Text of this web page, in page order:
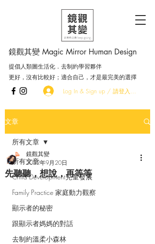
鏡觀其變 Magic Mirror Human Design
提倡人類圖生活化．去制約學習夥伴
更好，沒有比較好；適合自己，才是最完美的選擇
Log In & Sign up / 請登入．加入會員
文章
所有文章
Child Development兒童發展
Family Practice 家庭動力觀察
顯示者的秘密
跟顯示者媽媽的對話
去制約溫柔小森林
所有文章
先聽聽，想說，再等等
鏡觀其變
2022年9月20日